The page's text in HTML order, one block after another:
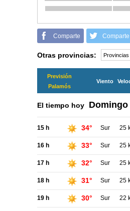
Comparte Comparte
Otras provincias:
Previsión
Palamós
Viento
El tiempo hoy Domingo
15 h 34° Sur 25
16 h 33° Sur 25
17 h 32° Sur 25
18 h 31° Sur 25
19 h 30° Sur 22